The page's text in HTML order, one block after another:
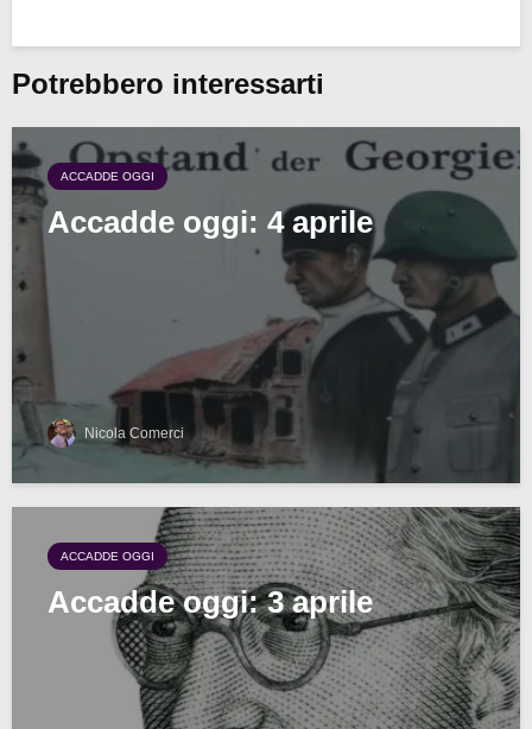
Potrebbero interessarti
ACCADDE OGGI
Accadde oggi: 4 aprile
Nicola Comerci
ACCADDE OGGI
Accadde oggi: 3 aprile